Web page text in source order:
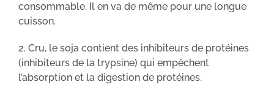
consommable. Il en va de même pour une longue
cuisson.
2. Cru, le soja contient des inhibiteurs de protéines
(inhibiteurs de la trypsine) qui empêchent
l’absorption et la digestion de protéines.